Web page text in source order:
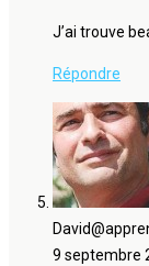
J’ai trouve
Répondre
9 septembre